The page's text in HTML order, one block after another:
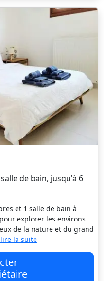
de bain, jusqu'à 6
et 1 salle de bain à
explorer les environs
de la nature et du grand
la suite